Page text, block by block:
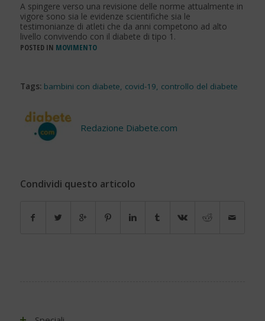
A spingere verso una revisione delle norme attualmente in
vigore sono sia le evidenze scientifiche sia le
testimonianze di atleti che da anni competono ad alto
livello convivendo con il diabete di tipo 1.
POSTED IN MOVIMENTO
Tags: bambini con diabete, covid-19, controllo del diabete
Redazione Diabete.com
Condividi questo articolo